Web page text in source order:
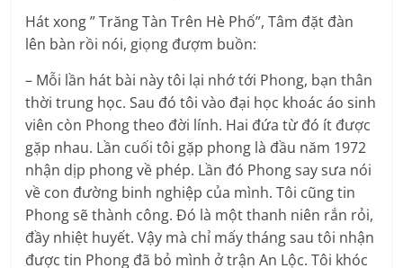
Hát xong ” Trăng Tàn Trên Hè Phố”, Tâm đặt đàn
lên bàn rồi nói, giọng đượm buồn:
– Mỗi lần hát bài này tôi lại nhớ tới Phong, bạn thân
thời trung học. Sau đó tôi vào đại học khoác áo sinh
viên còn Phong theo đời lính. Hai đứa từ đó ít được
gặp nhau. Lần cuối tôi gặp phong là đầu năm 1972
nhận dịp phong về phép. Lần đó Phong say sưa nói
về con đường binh nghiệp của mình. Tôi cũng tin
Phong sẽ thành công. Đó là một thanh niên rắn rỏi,
đầy nhiệt huyết. Vậy mà chỉ mấy tháng sau tôi nhận
được tin Phong đã bỏ mình ở trận An Lộc. Tôi khóc